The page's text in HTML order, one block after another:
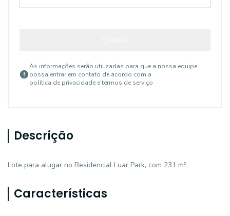
As informações serão utilizadas para que a nossa equipe
possa entrar em contato de acordo com a
política de privacidade e termos de serviço
Descrição
Lote para alugar no Residencial Luar Park, com 231 m².
Características